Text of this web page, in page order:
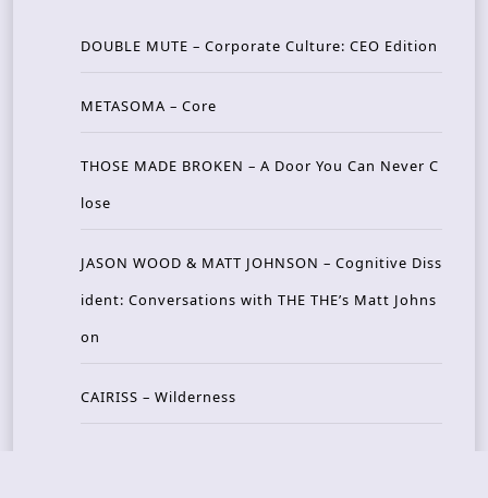
DOUBLE MUTE – Corporate Culture: CEO Edition
METASOMA – Core
THOSE MADE BROKEN – A Door You Can Never C
lose
JASON WOOD & MATT JOHNSON – Cognitive Diss
ident: Conversations with THE THE’s Matt Johns
on
CAIRISS – Wilderness